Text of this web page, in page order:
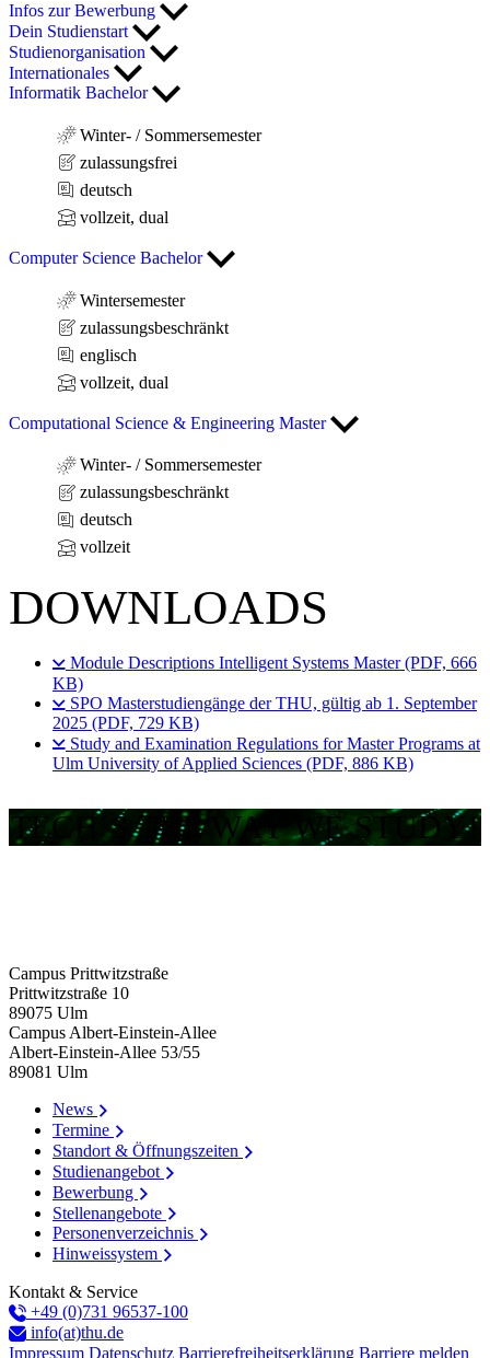
Infos zur Bewerbung
Dein Studienstart
Studienorganisation
Internationales
Informatik Bachelor
Winter- / Sommersemester
zulassungsfrei
deutsch
vollzeit, dual
Computer Science Bachelor
Wintersemester
zulassungsbeschränkt
englisch
vollzeit, dual
Computational Science & Engineering Master
Winter- / Sommersemester
zulassungsbeschränkt
deutsch
vollzeit
DOWNLOADS
Module Descriptions Intelligent Systems Master (PDF, 666
KB)
SPO Masterstudiengänge der THU, gültig ab 1. September
2025 (PDF, 729 KB)
Study and Examination Regulations for Master Programs at
Ulm University of Applied Sciences (PDF, 886 KB)
TECH´S THE WAY WE STUDY!
Campus Prittwitzstraße
Prittwitzstraße 10
89075 Ulm
Campus Albert-Einstein-Allee
Albert-Einstein-Allee 53/​55
89081 Ulm
News
Termine
Standort & Öffnungszeiten
Studienangebot
Bewerbung
Stellenangebote
Personenverzeichnis
Hinweissystem
Kontakt & Service
+49 (0)731 96537-100
info(at)thu.de
Impressum Datenschutz Barrierefreiheitserklärung Barriere melden